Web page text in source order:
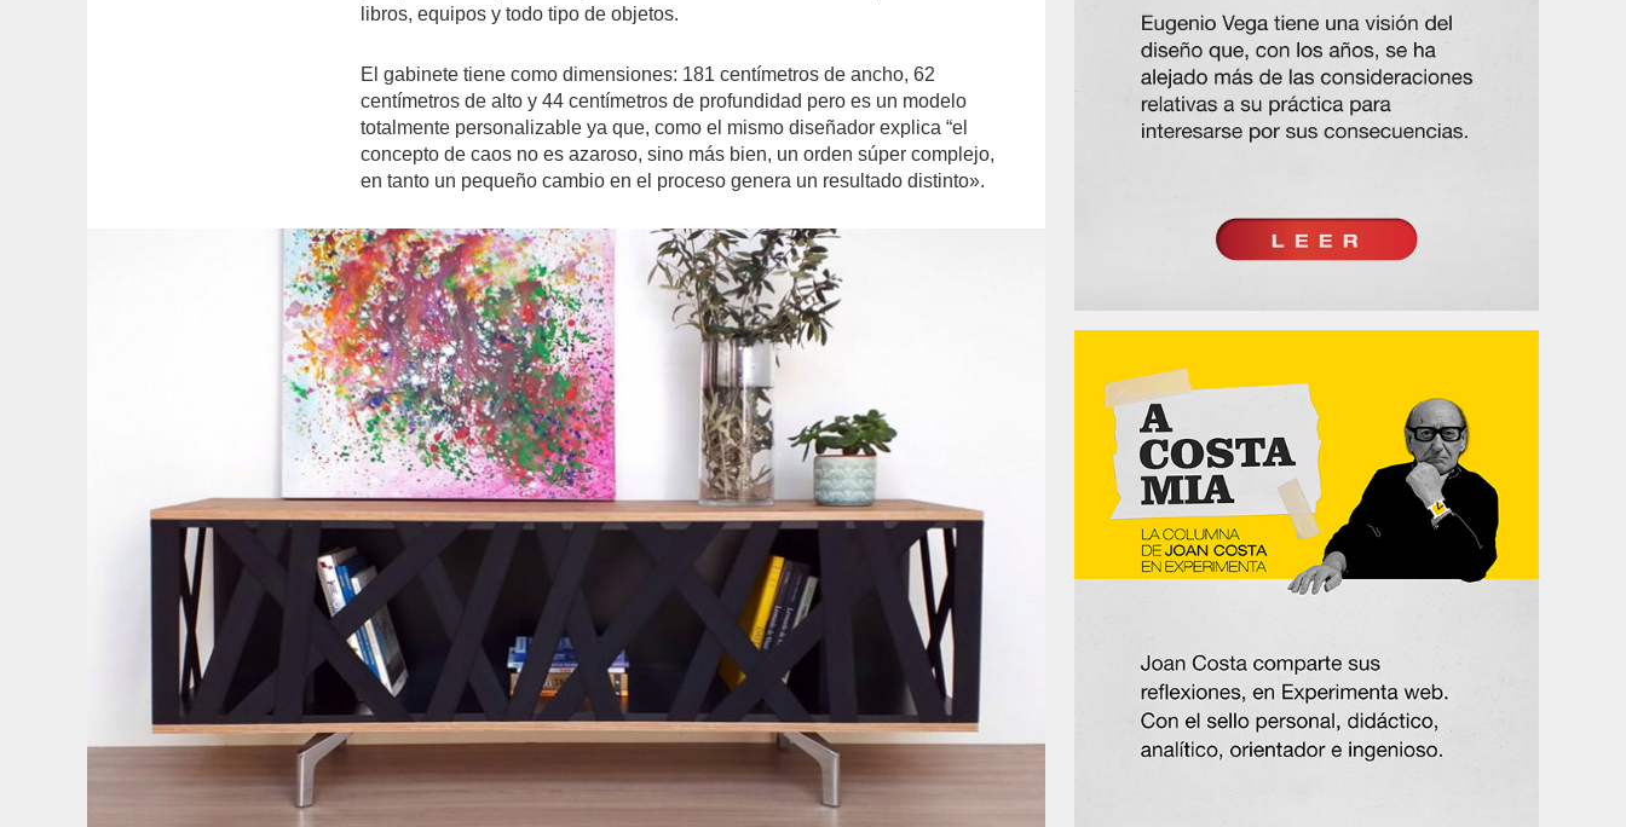
libros, equipos y todo tipo de objetos.
El gabinete tiene como dimensiones: 181 centímetros de ancho, 62
centímetros de alto y 44 centímetros de profundidad pero es un modelo
totalmente personalizable ya que, como el mismo diseñador explica “el
concepto de caos no es azaroso, sino más bien, un orden súper complejo,
en tanto un pequeño cambio en el proceso genera un resultado distinto».